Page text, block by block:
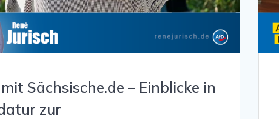
Sächsische.de – Einblicke in
zur